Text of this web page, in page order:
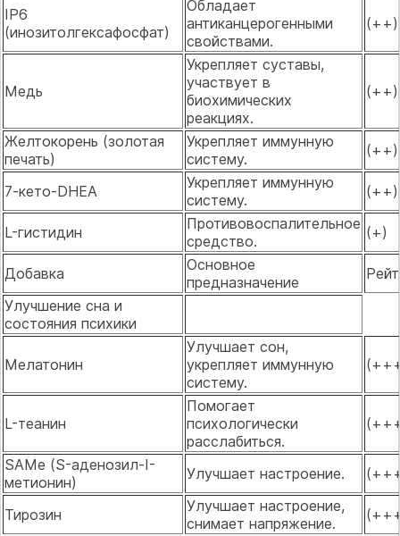
IP6
(инозитолгексафосфат)
Обладает
антиканцерогенными
свойствами.
(++)
Медь
Укрепляет суставы,
участвует в
биохимических
реакциях.
(++)
Желтокорень (золотая
печать)
Укрепляет иммунную
систему.
(++)
7-кето-DHEA
Укрепляет иммунную
систему.
(++)
L-гистидин
Противовоспалительное
средство.
(+)
Добавка
Основное
предназначение
Улучшение сна и
состояния психики
Мелатонин
Улучшает сон,
укрепляет иммунную
систему.
L-теанин
Помогает
психологически
расслабиться.
SAMe (S-аденозил-I-
метионин)
Улучшает настроение.
Тирозин
Улучшает настроение,
снимает напряжение.